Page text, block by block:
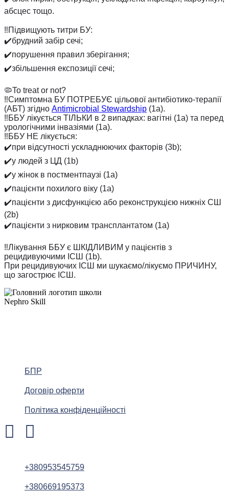
абсцес тощо.
‼️Підвищують титри БУ:
✔️брудний забір сечі;
✔️порушення правил зберігання;
✔️збільшення експозиції сечі;
🦠To treat or not?
‼️Симптомна БУ ПОТРЕБУЄ цільової антибіотико-терапії
(АБТ) згідно Antimicrobial Stewardship (1а).
‼️ББУ лікується ТІЛЬКИ в 2 випадках: вагітні (1а) та перед
урологічними інвазіями (1а).
‼️ББУ НЕ лікується:
✔️при відсутності ускладнюючих факторів (3b);
✔️у людей з ЦД (1b)
✔️у жінок в постментпаузі (1a)
✔️пацієнти похилого віку (1a)
✔️пацієнти з дисфункцією або реконструкцією нижніх СШ
(2b)
✔️пацієнти з нирковим трансплантатом (1а)
‼️Лікування ББУ є ШКІДЛИВИМ у пацієнтів з
рецидивуючими ІСШ (1b).
При рецидивуючих ІСШ ми шукаємо/лікуємо ПРИЧИНУ,
що загострює ІСШ.
БПР
Договір оферти
Політика конфіденційності
+380953545759
+380669195373